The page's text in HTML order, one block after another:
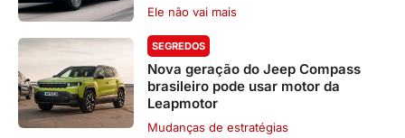
Ele não vai mais
SEGREDOS
Nova geração do Jeep Compass
brasileiro pode usar motor da
Leapmotor
Mudanças de estratégias